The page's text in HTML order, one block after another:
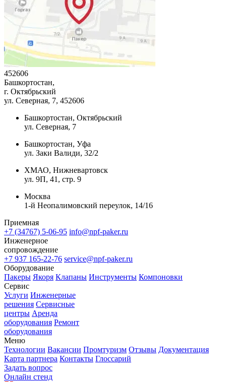
452606
Башкортостан,
г. Октябрьский
ул. Северная, 7, 452606
Башкортостан, Октябрьский
ул. Северная, 7
Башкортостан, Уфа
ул. Заки Валиди, 32/2
ХМАО, Нижневартовск
ул. 9П, 41, стр. 9
Москва
1-й Неопалимовский переулок, 14/16
Приемная
+7 (34767) 5-06-95 info@npf-paker.ru
Инженерное
сопровождение
+7 937 165-22-76 service@npf-paker.ru
Оборудование
Пакеры Якоря Клапаны Инструменты Компоновки
Сервис
Услуги Инженерные
решения Сервисные
центры Аренда
оборудования Ремонт
оборудования
Меню
Технологии Вакансии Промтуризм Отзывы Документация
Карта партнера Контакты Глоссарий
Задать вопрос
Онлайн стенд